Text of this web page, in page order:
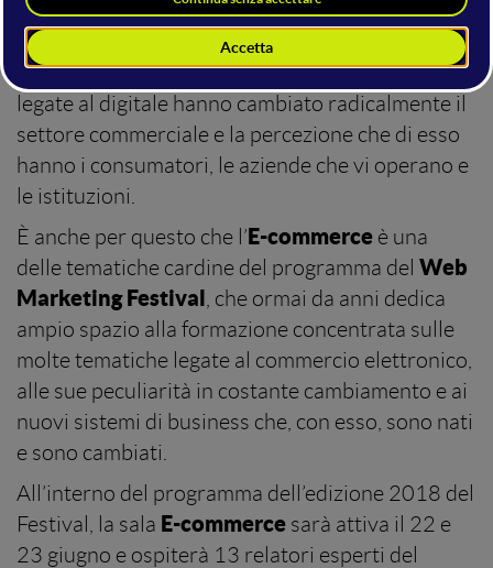
L’innovatività degli strumenti e delle strategie
legate al digitale hanno cambiato radicalmente il
settore commerciale e la percezione che di esso
hanno i consumatori, le aziende che vi operano e
le istituzioni.
È anche per questo che l’E-commerce è una
delle tematiche cardine del programma del Web
Marketing Festival , che ormai da anni dedica
ampio spazio alla formazione concentrata sulle
molte tematiche legate al commercio elettronico,
alle sue peculiarità in costante cambiamento e ai
nuovi sistemi di business che, con esso, sono nati
e sono cambiati.
All’interno del programma dell’edizione 2018 del
Festival, la sala E-commerce sarà attiva il 22 e
23 giugno e ospiterà 13 relatori esperti del